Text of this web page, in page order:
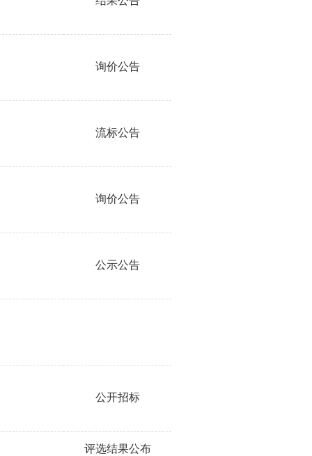
询价公告
流标公告
询价公告
公示公告
公开招标
评选结果公布